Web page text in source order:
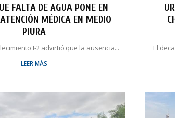
FALTA DE AGUA PONE EN
MÉDICA EN MEDIO
PIURA
I-2 advirtió que la ausencia...
LEER MÁS
El